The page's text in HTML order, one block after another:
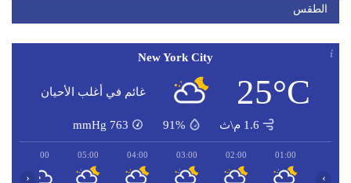
الطقس
New York City
25°C غائم في أغلب الأحيان
1.6 م\ث 91%
763
mmHg
01:00
02:00
03:00
04:00
05:00
06:00
‹ ›